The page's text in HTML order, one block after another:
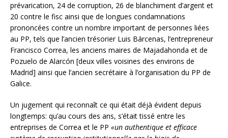
prévarication, 24 de corruption, 26 de blanchiment d’argent et
20 contre le fisc ainsi que de longues condamnations
prononcées contre un nombre important de personnes liées
au PP, tels que l’ancien trésorier Luis Bárcenas, l’entrepreneur
Francisco Correa, les anciens maires de Majadahonda et de
Pozuelo de Alarcón [deux villes voisines des environs de
Madrid] ainsi que l’ancien secrétaire à l’organisation du PP de
Galice.
Un jugement qui reconnaît ce qui était déjà évident depuis
longtemps: qu’au cours des ans, s’était tissé entre les
entreprises de Correa et le PP «un authentique et efficace